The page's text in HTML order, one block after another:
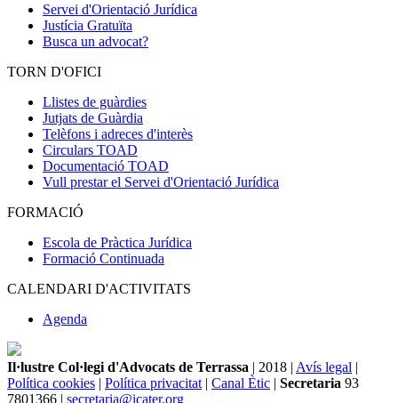
Servei d'Orientació Jurídica
Justícia Gratuïta
Busca un advocat?
TORN D'OFICI
Llistes de guàrdies
Jutjats de Guàrdia
Telèfons i adreces d'interès
Circulars TOAD
Documentació TOAD
Vull prestar el Servei d'Orientació Jurídica
FORMACIÓ
Escola de Pràctica Jurídica
Formació Continuada
CALENDARI D'ACTIVITATS
Agenda
Il·lustre Col·legi d'Advocats de Terrassa | 2018 | Avís legal |
Política cookies | Política privacitat | Canal Ètic | Secretaria 93
7801366 | secretaria@icater.org